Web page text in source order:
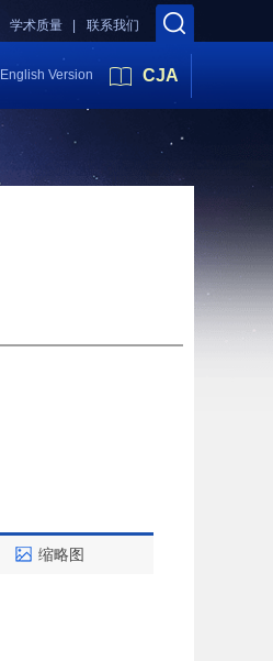
联系我们
学术质量 |
English Version CJA
缩略图